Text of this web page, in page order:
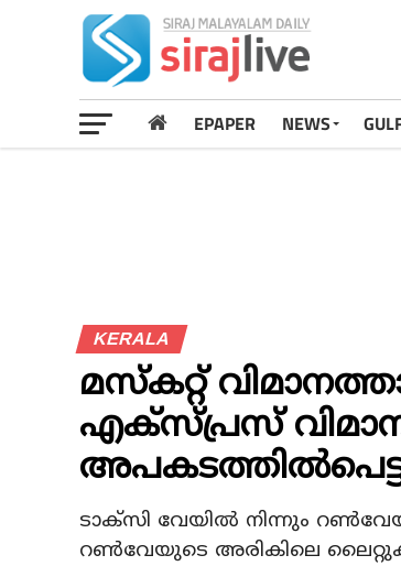
EPAPER NEWS
KERALA
മസ്കറ്റ്
എക്സ്പ്രസ്
ടാക്സി വേയിൽ നിന്നും
റൺവേയുടെ അരികിലെ